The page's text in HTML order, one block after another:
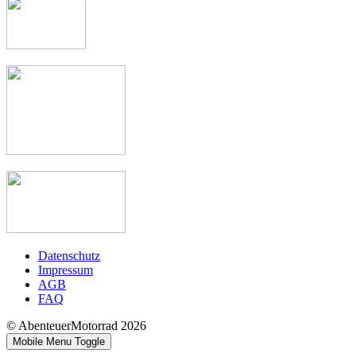
Datenschutz
Impressum
AGB
FAQ
© AbenteuerMotorrad 2026
Mobile Menu Toggle